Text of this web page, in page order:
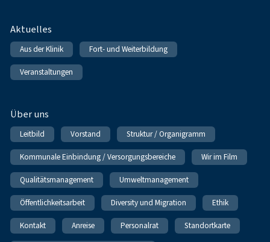
Fußnavigation
Aktuelles
Aus der Klinik Fort- und Weiterbildung
Veranstaltungen
Über uns
Leitbild Vorstand Struktur / Organigramm
Kommunale Einbindung / Versorgungsbereiche Wir im Film
Qualitätsmanagement Umweltmanagement
Öffentlichkeitsarbeit Diversity und Migration Ethik
Kontakt Anreise Personalrat Standortkarte